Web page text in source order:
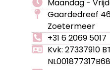
Maandag -
Gaardedreef
Zoetermeer
+31 6 2069 5017
Kvk: 27337910
NL001877317B68